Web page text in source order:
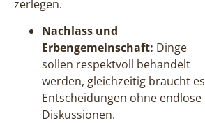
zerlegen.
Nachlass und
Erbengemeinschaft: Dinge
sollen respektvoll behandelt
werden, gleichzeitig braucht es
Entscheidungen ohne endlose
Diskussionen.